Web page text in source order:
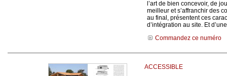
l’art de bien concevoir, de
meilleur et s’affranchir des
au final, présentent ces
d’intégration au site. Et
Commandez ce numéro
ACCESSIBLE